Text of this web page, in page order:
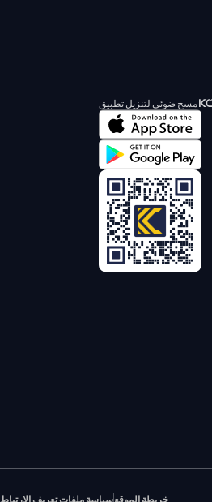
سياسة ملفات تعريف الارتباطخريطة الموقع